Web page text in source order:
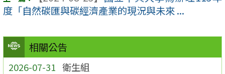
相關公告
2026-07-31 衛生組
度「自然碳匯與碳經濟產業的現況與未來 ...